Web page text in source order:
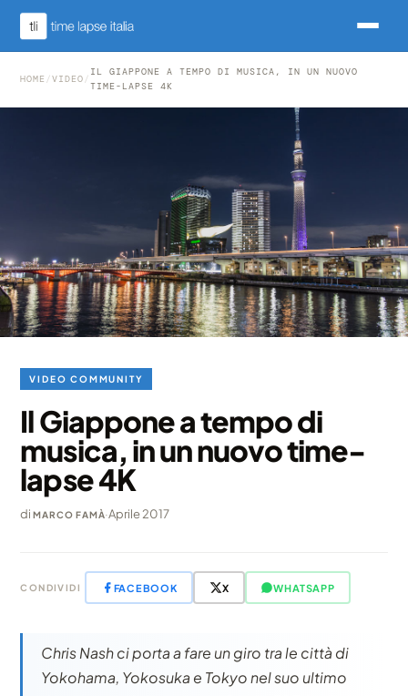
HOME /VIDEO /
IL GIAPPONE A TEMPO DI MUSICA, IN UN NUOVO
TIME-LAPSE 4K
VIDEO COMMUNITY
Il Giappone a tempo di
musica, in un nuovo time-
lapse 4K
diMARCO FAMÀ·Aprile 2017
CONDIVIDI FACEBOOK X WHATSAPP
Chris Nash ci porta a fare un giro tra le città di
Yokohama, Yokosuka e Tokyo nel suo ultimo